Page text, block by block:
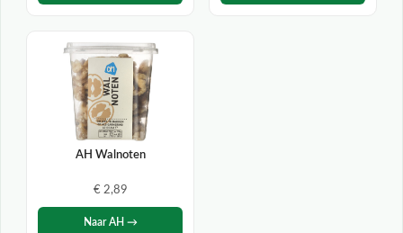
AH Walnoten
€ 2,89
Naar AH →